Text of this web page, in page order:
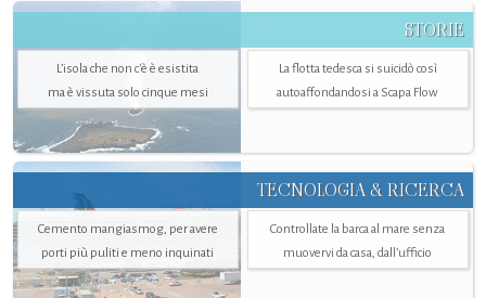
STORIE
L’isola che non c'è è esistita
ma è vissuta solo cinque mesi
La flotta tedesca si suicidò così
autoaffondandosi a Scapa Flow
TECNOLOGIA & RICERCA
Cemento mangiasmog, per avere
porti più puliti e meno inquinati
Controllate la barca al mare senza
muovervi da casa, dall’ufficio